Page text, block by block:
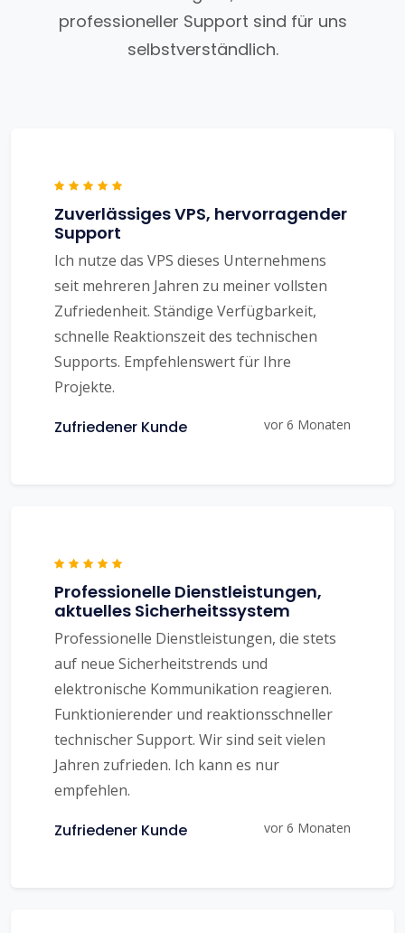
professioneller Support sind für uns
selbstverständlich.
Zuverlässiges VPS, hervorragender
Support
Ich nutze das VPS dieses Unternehmens
seit mehreren Jahren zu meiner vollsten
Zufriedenheit. Ständige Verfügbarkeit,
schnelle Reaktionszeit des technischen
Supports. Empfehlenswert für Ihre
Projekte.
Zufriedener Kunde vor 6 Monaten
Professionelle Dienstleistungen,
aktuelles Sicherheitssystem
Professionelle Dienstleistungen, die stets
auf neue Sicherheitstrends und
elektronische Kommunikation reagieren.
Funktionierender und reaktionsschneller
technischer Support. Wir sind seit vielen
Jahren zufrieden. Ich kann es nur
empfehlen.
Zufriedener Kunde vor 6 Monaten